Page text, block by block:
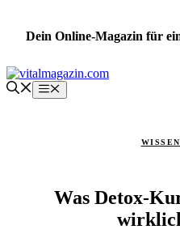
springen
Dein Online-Magazin für
Menü
Was Detox-